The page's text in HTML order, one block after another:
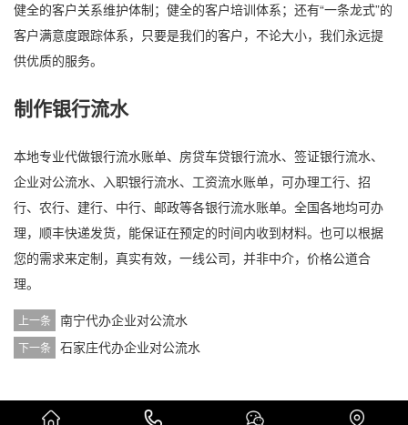
健全的客户关系维护体制；健全的客户培训体系；还有“一条龙式”的
客户满意度跟踪体系，只要是我们的客户，不论大小，我们永远提
供优质的服务。
制作银行流水
本地专业代做银行流水账单、房贷车贷银行流水、签证银行流水、
企业对公流水、入职银行流水、工资流水账单，可办理工行、招
行、农行、建行、中行、邮政等各银行流水账单。全国各地均可办
理，顺丰快递发货，能保证在预定的时间内收到材料。也可以根据
您的需求来定制，真实有效，一线公司，并非中介，价格公道合
理。
上一条 南宁代办企业对公流水
下一条 石家庄代办企业对公流水